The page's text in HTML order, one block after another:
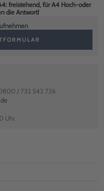
freistehend, für A4 Hoch-oder
die Antwort!
/ 732 542 726
Uhr